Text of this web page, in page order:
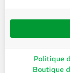
Politique
Boutique